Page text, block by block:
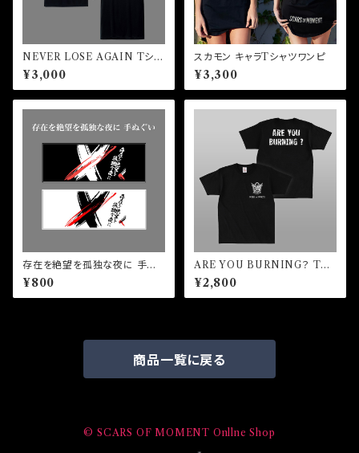
NEVER LOSE AGAIN Tシャ
ツ
¥3,000
スカモン キャラTシャツワンピ
¥3,300
存在を絶望を孤独な夜に 手ぬぐ
い
¥800
ARE YOU BURNING？ Tシ
ャツ
¥2,800
商品一覧に戻る
© SCARS OF MOMENT Onllne Shop